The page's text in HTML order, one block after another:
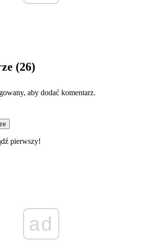
(26)
aby dodać komentarz.
pierwszy!
ad